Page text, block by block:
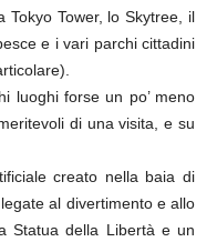
Tower, lo Skytree, il
e i vari parchi cittadini
luoghi forse un po’ meno
di una visita, e su
creato nella baia di
al divertimento e allo
Statua della Libertà e un